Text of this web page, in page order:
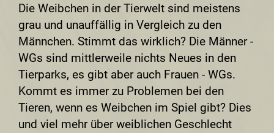
Die Weibchen in der Tierwelt sind meistens
grau und unauffällig in Vergleich zu den
Männchen. Stimmt das wirklich? Die Männer -
WGs sind mittlerweile nichts Neues in den
Tierparks, es gibt aber auch Frauen - WGs.
Kommt es immer zu Problemen bei den
Tieren, wenn es Weibchen im Spiel gibt? Dies
und viel mehr über weiblichen Geschlecht